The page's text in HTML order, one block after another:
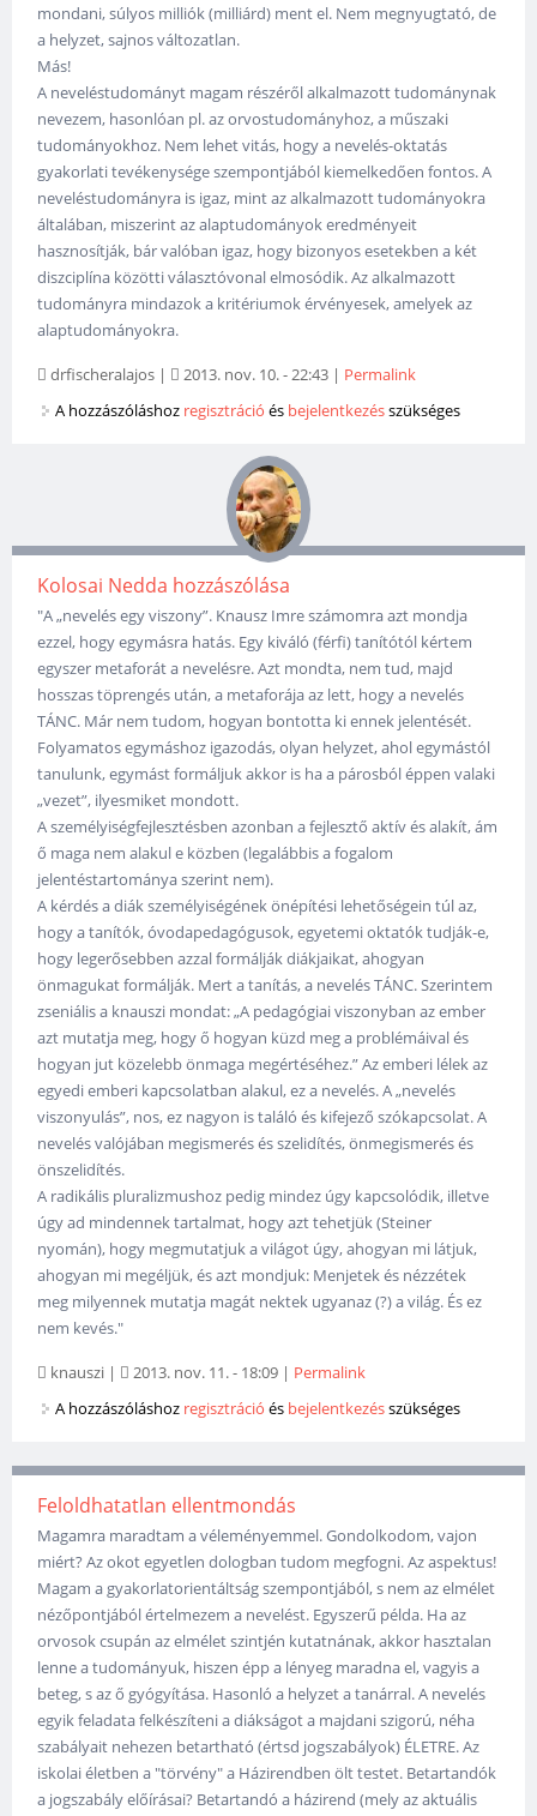
mondani, súlyos milliók (milliárd) ment el. Nem megnyugtató, de
a helyzet, sajnos változatlan.
Más!
A neveléstudományt magam részéről alkalmazott tudománynak
nevezem, hasonlóan pl. az orvostudományhoz, a műszaki
tudományokhoz. Nem lehet vitás, hogy a nevelés-oktatás
gyakorlati tevékenysége szempontjából kiemelkedően fontos. A
neveléstudományra is igaz, mint az alkalmazott tudományokra
általában, miszerint az alaptudományok eredményeit
hasznosítják, bár valóban igaz, hogy bizonyos esetekben a két
diszciplína közötti választóvonal elmosódik. Az alkalmazott
tudományra mindazok a kritériumok érvényesek, amelyek az
alaptudományokra.
drfischeralajos | 2013. nov. 10. - 22:43 | Permalink
A hozzászóláshoz regisztráció és bejelentkezésszükséges
Kolosai Nedda hozzászólása
"A „nevelés egy viszony”. Knausz Imre számomra azt mondja
ezzel, hogy egymásra hatás. Egy kiváló (férfi) tanítótól kértem
egyszer metaforát a nevelésre. Azt mondta, nem tud, majd
hosszas töprengés után, a metaforája az lett, hogy a nevelés
TÁNC. Már nem tudom, hogyan bontotta ki ennek jelentését.
Folyamatos egymáshoz igazodás, olyan helyzet, ahol egymástól
tanulunk, egymást formáljuk akkor is ha a párosból éppen valaki
„vezet”, ilyesmiket mondott.
A személyiségfejlesztésben azonban a fejlesztő aktív és alakít, ám
ő maga nem alakul e közben (legalábbis a fogalom
jelentéstartománya szerint nem).
A kérdés a diák személyiségének önépítési lehetőségein túl az,
hogy a tanítók, óvodapedagógusok, egyetemi oktatók tudják-e,
hogy legerősebben azzal formálják diákjaikat, ahogyan
önmagukat formálják. Mert a tanítás, a nevelés TÁNC. Szerintem
zseniális a knauszi mondat: „A pedagógiai viszonyban az ember
azt mutatja meg, hogy ő hogyan küzd meg a problémáival és
hogyan jut közelebb önmaga megértéséhez.” Az emberi lélek az
egyedi emberi kapcsolatban alakul, ez a nevelés. A „nevelés
viszonyulás”, nos, ez nagyon is találó és kifejező szókapcsolat. A
nevelés valójában megismerés és szelidítés, önmegismerés és
önszelidítés.
A radikális pluralizmushoz pedig mindez úgy kapcsolódik, illetve
úgy ad mindennek tartalmat, hogy azt tehetjük (Steiner
nyomán), hogy megmutatjuk a világot úgy, ahogyan mi látjuk,
ahogyan mi megéljük, és azt mondjuk: Menjetek és nézzétek
meg milyennek mutatja magát nektek ugyanaz (?) a világ. És ez
nem kevés."
knauszi | 2013. nov. 11. - 18:09 | Permalink
A hozzászóláshoz regisztráció és bejelentkezésszükséges
Feloldhatatlan ellentmondás
Magamra maradtam a véleményemmel. Gondolkodom, vajon
miért? Az okot egyetlen dologban tudom megfogni. Az aspektus!
Magam a gyakorlatorientáltság szempontjából, s nem az elmélet
nézőpontjából értelmezem a nevelést. Egyszerű példa. Ha az
orvosok csupán az elmélet szintjén kutatnának, akkor hasztalan
lenne a tudományuk, hiszen épp a lényeg maradna el, vagyis a
beteg, s az ő gyógyítása. Hasonló a helyzet a tanárral. A nevelés
egyik feladata felkészíteni a diákságot a majdani szigorú, néha
szabályait nehezen betartható (értsd jogszabályok) ÉLETRE. Az
iskolai életben a "törvény" a Házirendben ölt testet. Betartandók
a jogszabály előírásai? Betartandó a házirend (mely az aktuális